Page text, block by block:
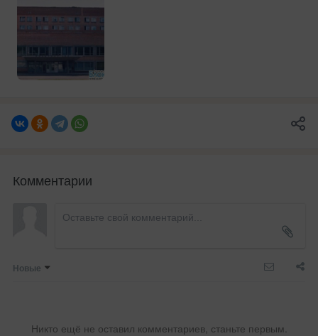
Комментарии
Новые
Никто ещё не оставил комментариев, станьте первым.